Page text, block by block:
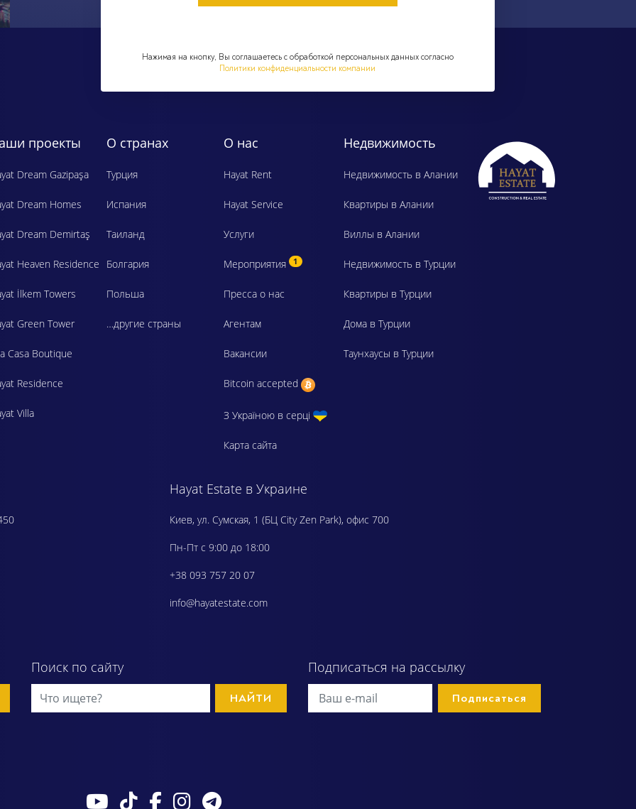
Нажимая на кнопку, Вы соглашаетесь с обработкой персональных данных согласно
Политики конфиденциальности компании
проекты
Dream Gazipaşa
Dream Homes
Dream Demirtaş
Heaven Residence
İlkem Towers
Green Tower
Casa Boutique
Residence
Villa
О странах
Турция
Испания
Таиланд
Болгария
Польша
…другие страны
О нас
Hayat Rent
Hayat Service
Услуги
Мероприятия 1
Пресса о нас
Агентам
Вакансии
Bitcoin accepted
З Україною в серці
Карта сайта
Недвижимость
Недвижимость в Алании
Квартиры в Алании
Виллы в Алании
Недвижимость в Турции
Квартиры в Турции
Дома в Турции
Таунхаусы в Турции
Hayat Estate в Украине
Киев, ул. Сумская, 1 (БЦ City Zen Park), офис 700
Пн-Пт с 9:00 до 18:00
+38 093 757 20 07
info@hayatestate.com
Поиск по сайту
НАЙТИ
Подписаться на рассылку